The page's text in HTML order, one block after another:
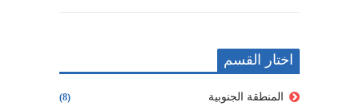
اختار القسم
المنطقة الجنوبية (8)